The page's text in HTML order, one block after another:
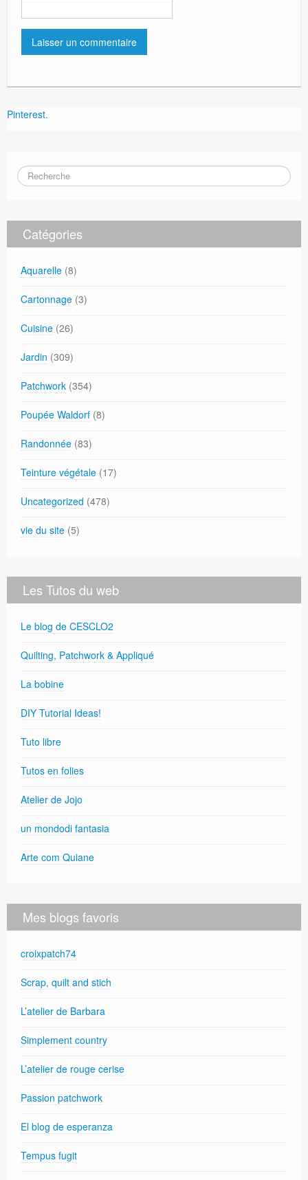
Pinterest.
Catégories
Aquarelle (8)
Cartonnage (3)
Cuisine (26)
Jardin (309)
Patchwork (354)
Poupée Waldorf (8)
Randonnée (83)
Teinture végétale (17)
Uncategorized (478)
vie du site (5)
Les Tutos du web
Le blog de CESCLO2
Quilting, Patchwork & Appliqué
La bobine
DIY Tutorial Ideas!
Tuto libre
Tutos en folies
Atelier de Jojo
un mondodi fantasia
Arte com Quiane
Mes blogs favoris
croixpatch74
Scrap, quilt and stich
L’atelier de Barbara
Simplement country
L’atelier de rouge cerise
Passion patchwork
El blog de esperanza
Tempus fugit